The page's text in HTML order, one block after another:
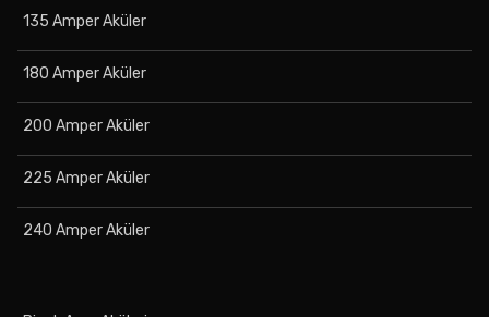
135 Amper Aküler
180 Amper Aküler
200 Amper Aküler
225 Amper Aküler
240 Amper Aküler